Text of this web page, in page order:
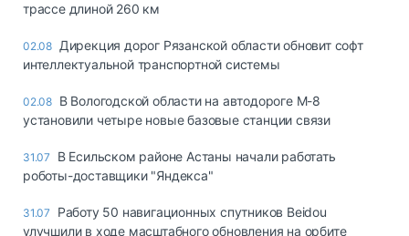
трассе длиной 260 км
02.08 Дирекция дорог Рязанской области обновит софт
интеллектуальной транспортной системы
02.08 В Вологодской области на автодороге М-8
установили четыре новые базовые станции связи
31.07
В Есильском районе Астаны начали работать
роботы-доставщики "Яндекса"
31.07
Работу 50 навигационных спутников Beidou
улучшили в ходе масштабного обновления на орбите